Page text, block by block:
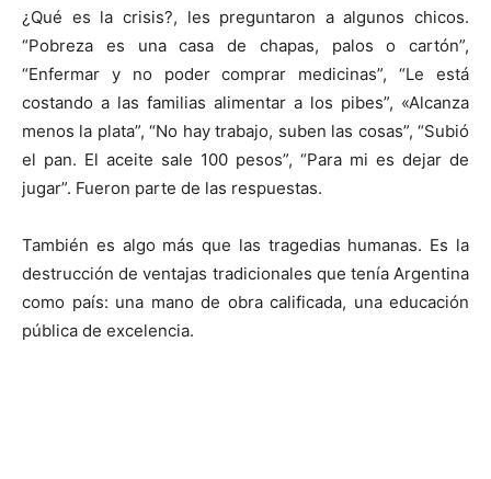
¿Qué es la crisis?, les preguntaron a algunos chicos.
“Pobreza es una casa de chapas, palos o cartón”,
“Enfermar y no poder comprar medicinas”, “Le está
costando a las familias alimentar a los pibes”, «Alcanza
menos la plata”, “No hay trabajo, suben las cosas”, “Subió
el pan. El aceite sale 100 pesos”, “Para mi es dejar de
jugar”. Fueron parte de las respuestas.
También es algo más que las tragedias humanas. Es la
destrucción de ventajas tradicionales que tenía Argentina
como país: una mano de obra calificada, una educación
pública de excelencia.